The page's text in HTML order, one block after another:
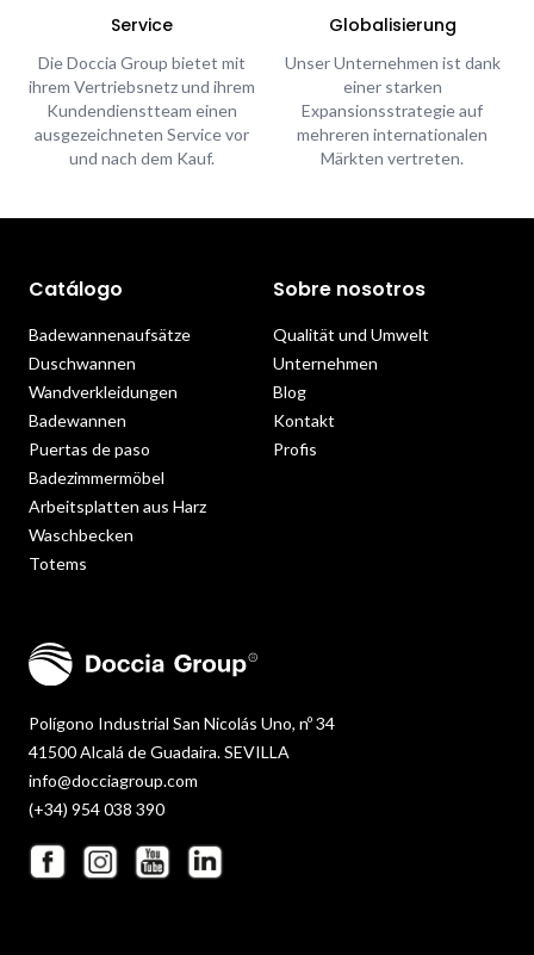
Service
Die Doccia Group bietet mit
ihrem Vertriebsnetz und ihrem
Kundendienstteam einen
ausgezeichneten Service vor
und nach dem Kauf.
Globalisierung
Unser Unternehmen ist dank
einer starken
Expansionsstrategie auf
mehreren internationalen
Märkten vertreten.
Polígono Industrial San Nicolás Uno, nº 34
41500 Alcalá de Guadaira. SEVILLA
info@docciagroup.com
(+34) 954 038 390
Catálogo
Badewannenaufsätze
Duschwannen
Wandverkleidungen
Badewannen
Puertas de paso
Badezimmermöbel
Arbeitsplatten aus Harz
Waschbecken
Totems
Sobre nosotros
Qualität und Umwelt
Unternehmen
Blog
Kontakt
Profis